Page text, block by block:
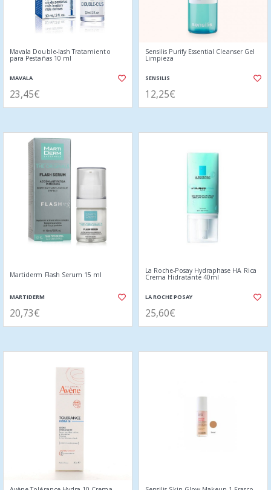
Mavala Double-lash Tratamiento
para Pestañas 10 ml
MAVALA
23,45€
Sensilis Purify Essential Cleanser Gel
Limpieza
SENSILIS
12,25€
Martiderm Flash Serum 15 ml
MARTIDERM
20,73€
La Roche-Posay Hydraphase HA Rica
Crema Hidratante 40ml
LA ROCHE POSAY
25,60€